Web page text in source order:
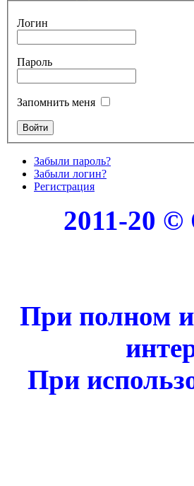
Логин
Пароль
Запомнить меня
Забыли пароль?
Забыли логин?
Регистрация
2011-20
При полном
При